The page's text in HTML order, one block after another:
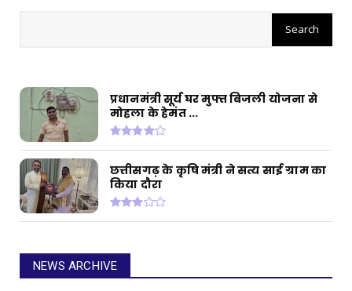
सीईओ ने घोटाले कर बनाई करोड़ों की
प्रधानमंत्री सूर्य घर मुफ्त बिजली योजना से
मोहला के हेमंत ...
छत्तीसगढ़ के कृषि मंत्री ने सत्य साई ग्राम का
किया दौरा
NEWS ARCHIVE